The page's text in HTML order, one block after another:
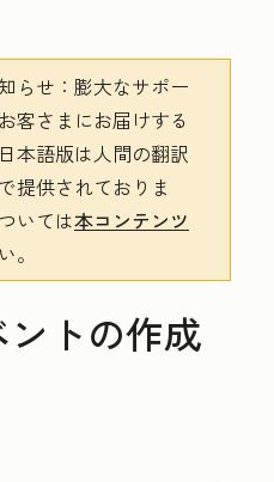
らせ ：膨大なサポー
客さまにお届けする
本語版は人間の翻訳
提供されておりま
いては本コンテンツ
。
トの作成